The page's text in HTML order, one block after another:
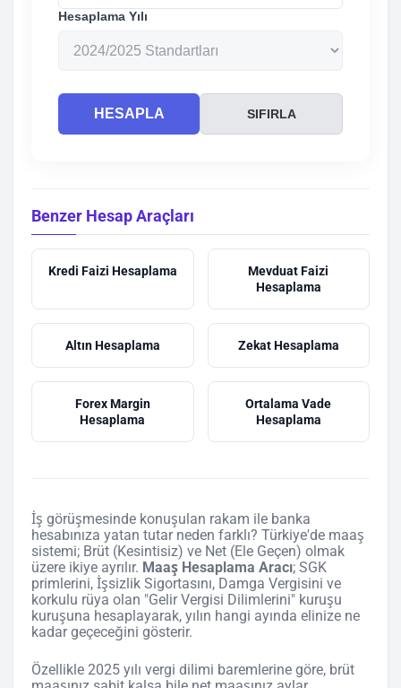
Hesaplama Yılı
HESAPLA SIFIRLA
Benzer Hesap Araçları
Kredi Faizi Hesaplama
Mevduat Faizi
Hesaplama
Altın Hesaplama Zekat Hesaplama
Forex Margin
Hesaplama
Ortalama Vade
Hesaplama
İş görüşmesinde konuşulan rakam ile banka
hesabınıza yatan tutar neden farklı? Türkiye'de maaş
sistemi; Brüt (Kesintisiz) ve Net (Ele Geçen) olmak
üzere ikiye ayrılır. Maaş Hesaplama Aracı; SGK
primlerini, İşsizlik Sigortasını, Damga Vergisini ve
korkulu rüya olan "Gelir Vergisi Dilimlerini" kuruşu
kuruşuna hesaplayarak, yılın hangi ayında elinize ne
kadar geçeceğini gösterir.
Özellikle 2025 yılı vergi dilimi baremlerine göre, brüt